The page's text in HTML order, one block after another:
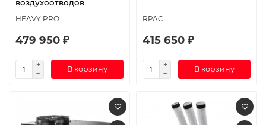
воздухоотводов
HEAVY PRO
479 950 ₽
В корзину
RPAC
415 650 ₽
В корзину